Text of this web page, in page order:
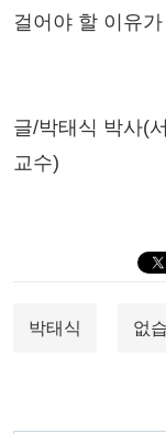
걸어야 할 이유
글/박태식 박사(
교수)
박태식 없